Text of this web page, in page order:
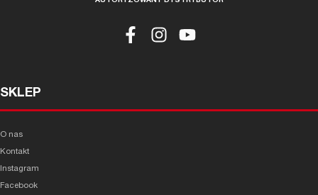
SKLEP
O nas
Kontakt
Instagram
Facebook